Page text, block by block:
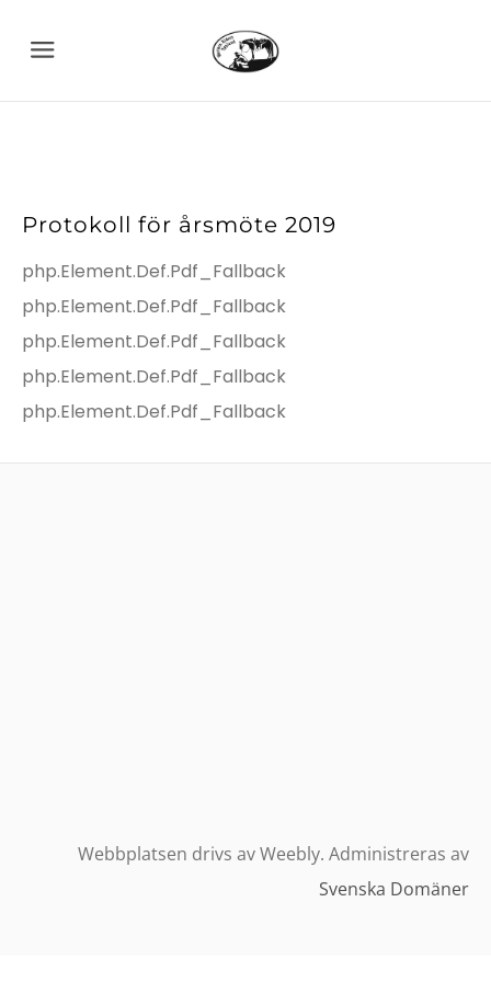
Menu
Protokoll för årsmöte 2019
php.Element.Def.Pdf_Fallback
php.Element.Def.Pdf_Fallback
php.Element.Def.Pdf_Fallback
php.Element.Def.Pdf_Fallback
php.Element.Def.Pdf_Fallback
Webbplatsen drivs av Weebly. Administreras av
Svenska Domäner